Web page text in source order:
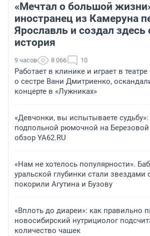
«Мечтал о большой
иностранец из Камеруна
Ярославль и создал
история
9 часов 8 066 10
Работает в клинике и играет в
о сестре Вани Дмитриенко,
концерте в «Лужниках»
«Девчонки, вы испытываете судьбу»:
подпольной рюмочной на
обзор YA62.RU
«Нам не хотелось популярности».
уральской глубинки стали звездами
покорили Агутина и Бузову
«Вплоть до диареи»: как правильно
новосибирский нутрициолог
количество чашек